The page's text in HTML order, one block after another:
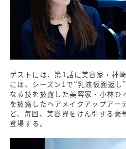
ゲストには、第1話に美容家・神
には、シーズン1で“乳液仮面返し
なる技を披露した美容家・小林ひ
を披露したヘアメイクアップアー
ど、毎回、美容界をけん引する豪
登場する。